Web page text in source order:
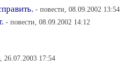
- повести, 08.09.2002 13:54
- повести, 08.09.2002 14:12
26.07.2003 17:54